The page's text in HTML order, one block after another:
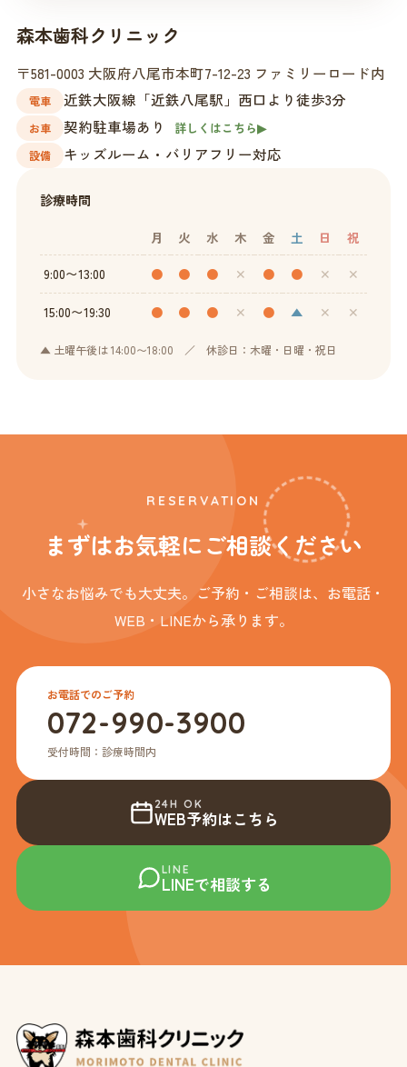
森本歯科クリニック
〒581-0003 大阪府八尾市本町7-12-23 ファミリーロード内
電車 近鉄大阪線「近鉄八尾駅」西口より徒歩3分
お車 契約駐車場あり 詳しくはこちら▶
設備 キッズルーム・バリアフリー対応
診療時間
月 火 水 木 金 土 日
祝
9:00〜13:00
● ● ● ✕ ● ● ✕ ✕
15:00〜19:30 ● ● ● ✕ ● ▲ ✕ ✕
▲ 土曜午後は 14:00〜18:00 ／ 休診日：木曜・日曜・祝日
RESERVATION
まずはお気軽にご相談ください
小さなお悩みでも大丈夫。ご予約・ご相談は、お電話・
WEB・LINEから承ります。
お電話でのご予約
072-990-3900
受付時間：診療時間内
24H OK
WEB予約はこちら
LINE
LINEで相談する